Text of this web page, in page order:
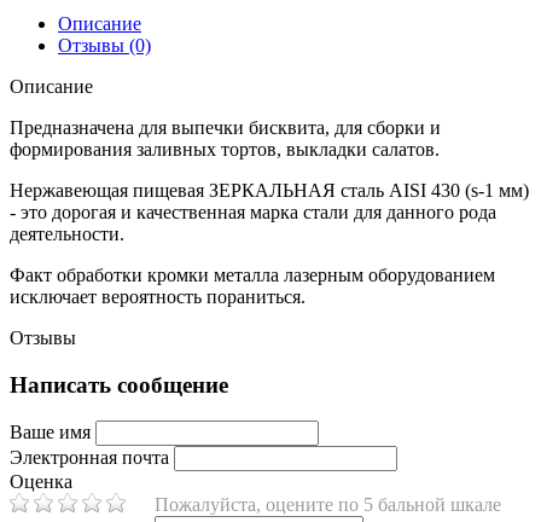
Описание
Отзывы (0)
Описание
Предназначена для выпечки бисквита, для сборки и
формирования заливных тортов, выкладки салатов.
Нержавеющая пищевая ЗЕРКАЛЬНАЯ сталь AISI 430 (s-1 мм)
- это дорогая и качественная марка стали для данного рода
деятельности.
Факт обработки кромки металла лазерным оборудованием
исключает вероятность пораниться.
Отзывы
Написать сообщение
Ваше имя
Электронная почта
Оценка
Пожалуйста, оцените по 5 бальной шкале